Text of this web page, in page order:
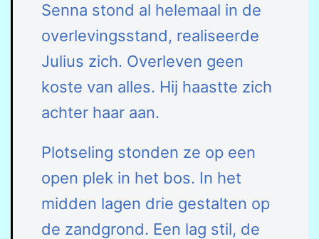
Senna stond al helemaal in de
overlevingsstand, realiseerde
Julius zich. Overleven geen
koste van alles. Hij haastte zich
achter haar aan.
Plotseling stonden ze op een
open plek in het bos. In het
midden lagen drie gestalten op
de zandgrond. Een lag stil, de